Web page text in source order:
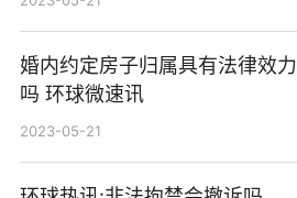
婚内约定房子归属具有法律效力
吗 环球微速讯
2023-05-21